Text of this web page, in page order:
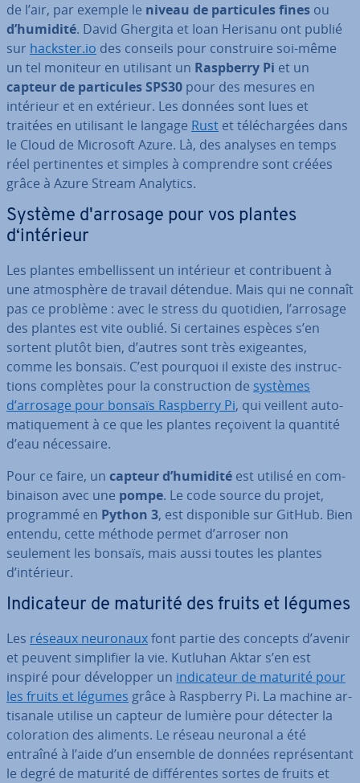
de l’air, par exemple le niveau de par­ti­cules fines ou
d’humidité. David Ghergita et Ioan Herisanu ont publié
sur hackster.io des conseils pour cons­truire soi-même
un tel moniteur en utilisant un Raspberry Pi et un
capteur de par­ti­cules SPS30 pour des mesures en
intérieur et en extérieur. Les données sont lues et
traitées en utilisant le langage Rust et té­lé­char­gées dans
le Cloud de Microsoft Azure. Là, des analyses en temps
réel per­ti­nentes et simples à com­prendre sont créées
grâce à Azure Stream Analytics.
Système d'ar­ro­sage pour vos plantes
d‘intérieur
Les plantes em­bel­lis­sent un intérieur et con­tri­buent à
une at­mos­phère de travail détendue. Mais qui ne connaît
pas ce problème : avec le stress du quotidien, l’arrosage
des plantes est vite oublié. Si certaines espèces s’en
sortent plutôt bien, d’autres sont très exi­geantes,
comme les bonsaïs. C’est pourquoi il existe des ins­truc­
tions complètes pour la cons­truc­tion de systèmes
d’arrosage pour bonsaïs Raspberry Pi, qui veillent au­to­
ma­ti­que­ment à ce que les plantes reçoivent la quantité
d’eau né­ces­saire.
Pour ce faire, un capteur d’humidité est utilisé en com­
bi­nai­son avec une pompe. Le code source du projet,
programmé en Python 3, est dis­po­nible sur GitHub. Bien
entendu, cette méthode permet d’arroser non
seulement les bonsaïs, mais aussi toutes les plantes
d’intérieur.
In­di­ca­teur de maturité des fruits et légumes
Les réseaux neuronauxfont partie des concepts d’avenir
et peuvent sim­pli­fier la vie. Kutluhan Aktar s’en est
inspiré pour dé­ve­lop­per un in­di­ca­teur de maturité pour
les fruits et légumes grâce à Raspberry Pi. La machine ar­
ti­sa­nale utilise un capteur de lumière pour détecter la
co­lo­ra­tion des aliments. Le réseau neuronal a été
entraîné à l’aide d’un ensemble de données re­pré­sen­tant
le degré de maturité de dif­fé­rentes sortes de fruits et